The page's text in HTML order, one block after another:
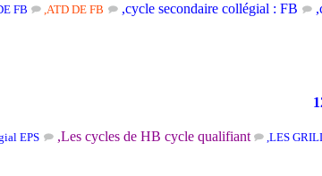
,
cycle secondaire collégial : FB
,
ATD DE FB
,
FB
LES
,
Les cycles de HB cycle qualifiant
,
EPS